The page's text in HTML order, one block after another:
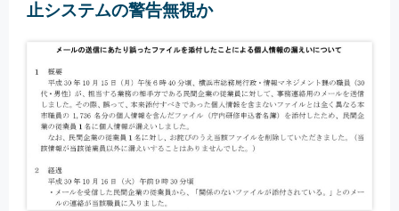
止システムの警告無視か